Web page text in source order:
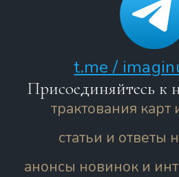
t.me /
Присоединяйтесь к
трактования карт
статьи и ответы
анонсы новинок и